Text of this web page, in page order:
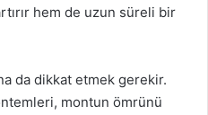
hem de uzun süreli bir
da dikkat etmek gerekir.
montun ömrünü